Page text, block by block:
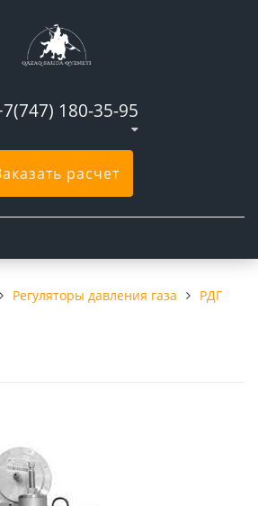
180-35-95
расчет
Регуляторы давления газа
РДГ